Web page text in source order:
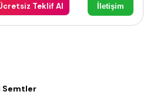
Teklif Al İletişim
Semtler